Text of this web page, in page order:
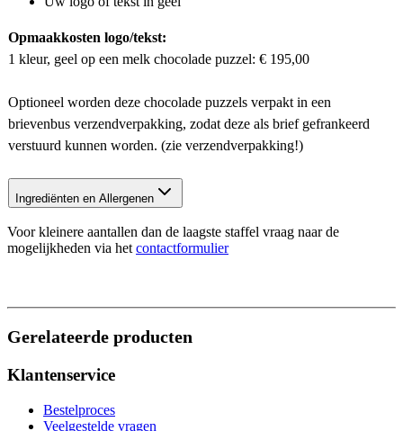
Opmaakkosten logo/tekst:
1 kleur, geel op een melk chocolade puzzel: € 195,00
Optioneel worden deze chocolade puzzels verpakt in een
brievenbus verzendverpakking, zodat deze als brief gefrankeerd
verstuurd kunnen worden. (zie verzendverpakking!)
Ingrediënten en Allergenen
Voor kleinere aantallen dan de laagste staffel vraag naar de
mogelijkheden via hetcontactformulier
Gerelateerde producten
Klantenservice
Bestelproces
Veelgestelde vragen